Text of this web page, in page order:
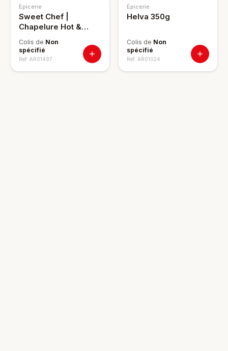
Épicerie
Sweet Chef |
Chapelure Hot &
Crispy 400g c:12
Colis de Non
spécifié
Ref. AR01497
Épicerie
Helva 350g
Colis de Non
spécifié
Ref. AR01024